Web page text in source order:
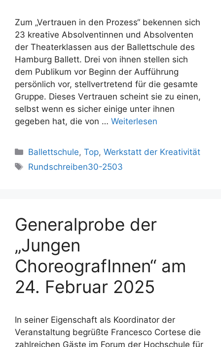
Zum „Vertrauen in den Prozess“ bekennen sich
23 kreative Absolventinnen und Absolventen
der Theaterklassen aus der Ballettschule des
Hamburg Ballett. Drei von ihnen stellen sich
dem Publikum vor Beginn der Aufführung
persönlich vor, stellvertretend für die gesamte
Gruppe. Dieses Vertrauen scheint sie zu einen,
selbst wenn es sicher einige unter ihnen
gegeben hat, die von … Weiterlesen
Kategorien
Ballettschule,Top,Werkstatt der Kreativität
Schlagwörter
Rundschreiben30-2503
Generalprobe der
„Jungen
ChoreografInnen“ am
24. Februar 2025
In seiner Eigenschaft als Koordinator der
Veranstaltung begrüßte Francesco Cortese die
zahlreichen Gäste im Forum der Hochschule für